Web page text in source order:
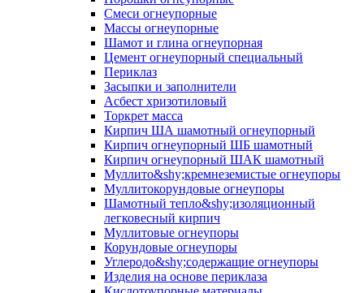
Смеси огнеупорные
Массы огнеупорные
Шамот и глина огнеупорная
Цемент огнеупорный специальный
Периклаз
Засыпки и заполнители
Асбест хризотиловый
Торкрет масса
Кирпич ША шамотный огнеупорный
Кирпич огнеупорный ШБ шамотный
Кирпич огнеупорный ШАК шамотный
Муллито&shy;­кремнеземистые огнеупоры
Муллито­корундовые огнеупоры
Шамотный тепло&shy;изоляционный
легковесный кирпич
Муллитовые огнеупоры
Корундовые огнеупоры
Углеродо&shy;содержащие огнеупоры
Изделия на основе периклаза